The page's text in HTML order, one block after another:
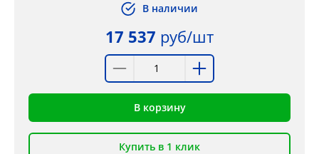
В наличии
17 537 руб/шт
В корзину
Купить в 1 клик